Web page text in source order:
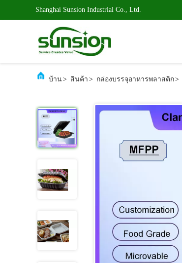
Shanghai Sunsion Industrial Co., Ltd.
บ้าน> สินค้า > กล่องบรรจุอาหารพลาสติก>